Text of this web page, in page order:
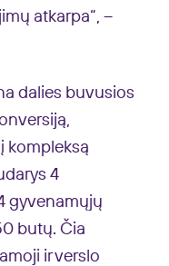
atkarpa“, –
dalies buvusios
kompleksą
4
gyvenamųjų
butų. Čia
ir verslo